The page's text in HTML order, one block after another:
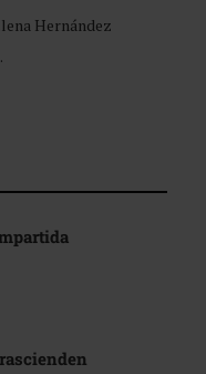
Hernández